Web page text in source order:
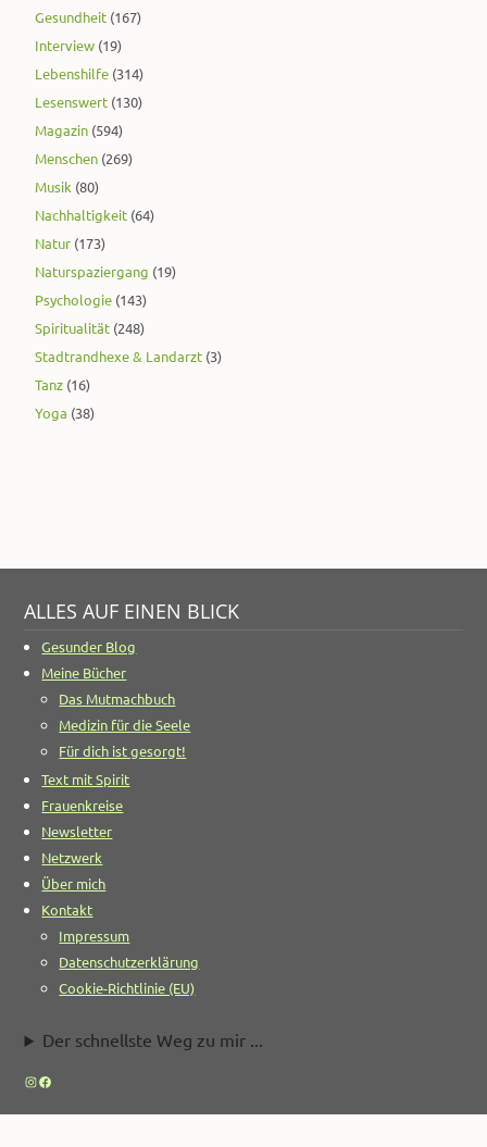
Gesundheit (167)
Interview (19)
Lebenshilfe (314)
Lesenswert (130)
Magazin (594)
Menschen (269)
Musik (80)
Nachhaltigkeit (64)
Natur (173)
Naturspaziergang (19)
Psychologie (143)
Spiritualität (248)
Stadtrandhexe & Landarzt (3)
Tanz (16)
Yoga (38)
ALLES AUF EINEN BLICK
Gesunder Blog
Meine Bücher
Das Mutmachbuch
Medizin für die Seele
Für dich ist gesorgt!
Text mit Spirit
Frauenkreise
Newsletter
Netzwerk
Über mich
Kontakt
Impressum
Datenschutzerklärung
Cookie-Richtlinie (EU)
Der schnellste Weg zu mir ...
Instagram
Facebook